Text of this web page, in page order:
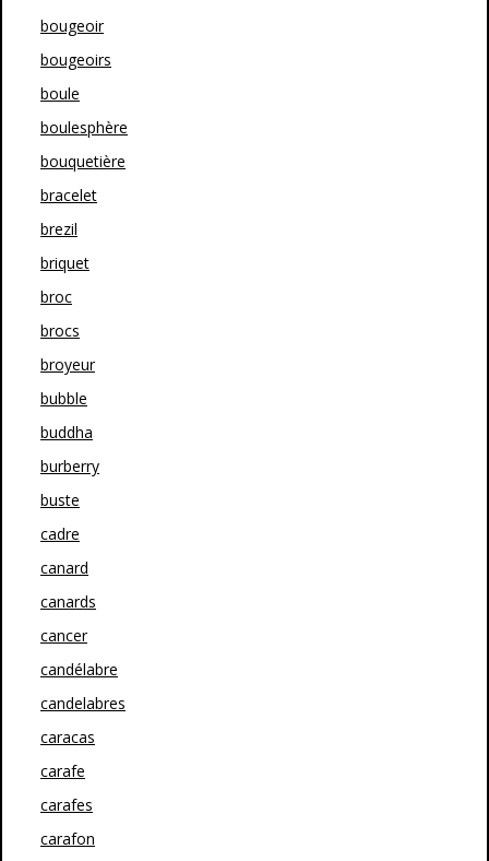
bougeoir
bougeoirs
boule
boulesphère
bouquetière
bracelet
brezil
briquet
broc
brocs
broyeur
bubble
buddha
burberry
buste
cadre
canard
canards
cancer
candélabre
candelabres
caracas
carafe
carafes
carafon